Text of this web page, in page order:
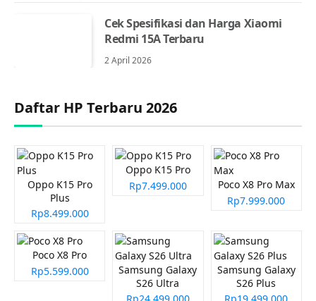
Cek Spesifikasi dan Harga Xiaomi
Redmi 15A Terbaru
2 April 2026
Daftar HP Terbaru 2026
Oppo K15 Pro
Plus
Rp8.499.000
Oppo K15 Pro
Rp7.499.000
Poco X8 Pro Max
Rp7.999.000
Poco X8 Pro
Rp5.599.000
Samsung Galaxy
S26 Ultra
Samsung Galaxy
S26 Plus